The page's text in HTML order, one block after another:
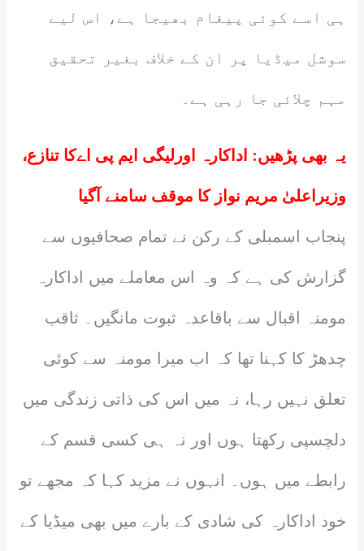
ہی اسے کوئی پیغام بھیجا ہے، اس لیے
سوشل میڈیا پر ان کے خلاف بغیر تحقیق
مہم چلائی جا رہی ہے۔
یہ بھی پڑھیں: اداکارہ اورلیگی ایم پی اےکا تنازع،
وزیراعلیٰ مریم نواز کا موقف سامنے آگیا
پنجاب اسمبلی کے رکن نے تمام صحافیوں سے
گزارش کی ہے کہ وہ اس معاملے میں اداکارہ
مومنہ اقبال سے باقاعدہ ثبوت مانگیں۔ ثاقب
چدھڑ کا کہنا تھا کہ اب میرا مومنہ سے کوئی
تعلق نہیں رہا، نہ میں اس کی ذاتی زندگی میں
دلچسپی رکھتا ہوں اور نہ ہی کسی قسم کے
رابطے میں ہوں۔ انہوں نے مزید کہا کہ مجھے تو
خود اداکارہ کی شادی کے بارے میں بھی میڈیا کے